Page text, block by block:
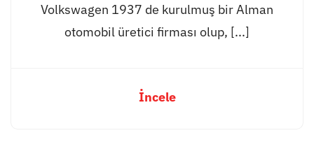
Volkswagen 1937 de kurulmuş bir Alman
otomobil üretici firması olup, [...]
İncele